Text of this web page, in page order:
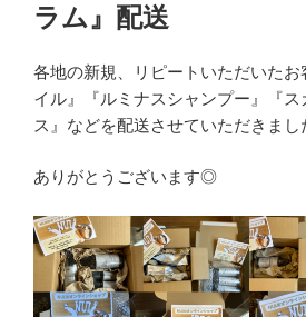
ラム』配送
各地の新規、リピートいただいた
イル』『ルミナスシャンプー』『ス
ス』などを配送させていただきまし
ありがとうございます◎